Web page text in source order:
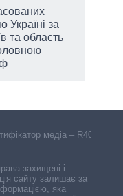
Україні за
та область
медіа – R40-
захищені і
сайту залишає за
яка